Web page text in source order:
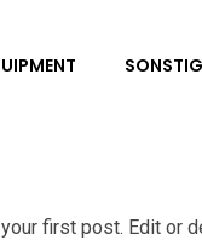
first post. Edit or